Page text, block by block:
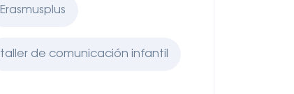
Erasmusplus
taller de comunicación infantil